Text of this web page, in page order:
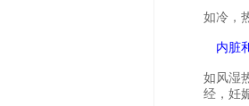
如冷，
内脏
如风湿
经，妊